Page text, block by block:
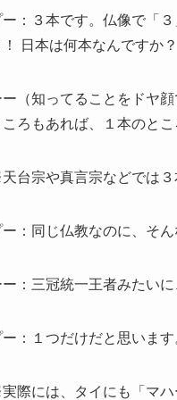
ー：３本です。仏像で「
！ 日本は何本なんですか？
ー（知ってることをドヤ
ころもあれば、１本のと
台宗や真言宗などでは３
ー：同じ仏教なのに、そ
ー：三冠統一王者みたい
ー：１つだけだと思いま
際には、タイにも「マハ